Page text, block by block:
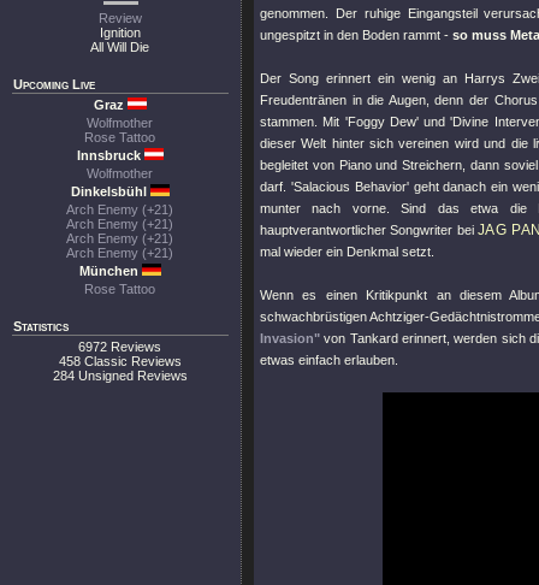
Review
Ignition
All Will Die
Upcoming Live
Graz
Wolfmother
Rose Tattoo
Innsbruck
Wolfmother
Dinkelsbühl
Arch Enemy (+21)
Arch Enemy (+21)
Arch Enemy (+21)
Arch Enemy (+21)
München
Rose Tattoo
Statistics
6972 Reviews
458 Classic Reviews
284 Unsigned Reviews
genommen. Der ruhige Eingangsteil
ungespitzt in den Boden rammt - so muss
Der Song erinnert ein wenig an Harrys
Freudentränen in die Augen, denn der
stammen. Mit 'Foggy Dew' und 'Divine
dieser Welt hinter sich vereinen wird und die
begleitet von Piano und Streichern, dann
darf. 'Salacious Behavior' geht danach ein
munter nach vorne. Sind das etwa die
hauptverantwortlicher Songwriter bei JAG
mal wieder ein Denkmal setzt.
Wenn es einen Kritikpunkt an diesem
schwachbrüstigen Achtziger-
Invasion" von Tankard erinnert, werden sich
etwas einfach erlauben.